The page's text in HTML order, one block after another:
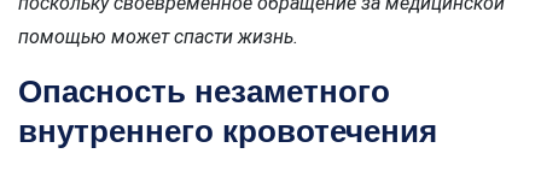
помощью может спасти жизнь.
Опасность незаметного
внутреннего кровотечения